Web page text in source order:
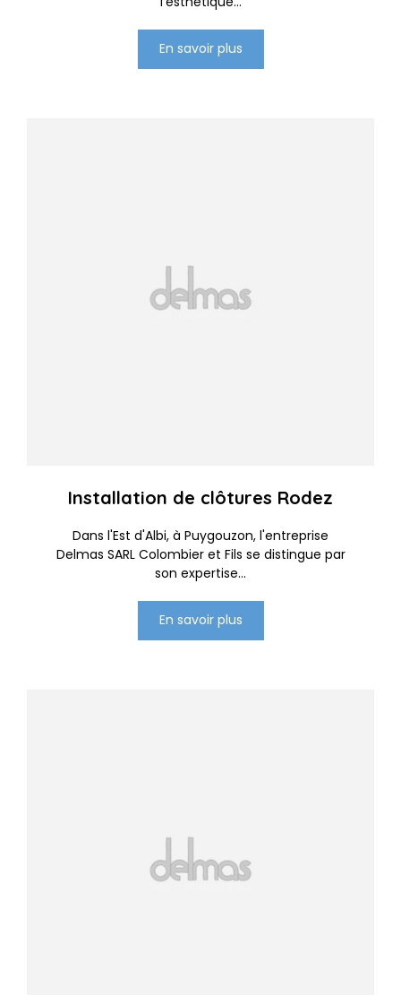
En savoir plus
Installation de clôtures Rodez
Dans l'Est d'Albi, à Puygouzon, l'entreprise
Delmas SARL Colombier et Fils se distingue par
son expertise...
En savoir plus